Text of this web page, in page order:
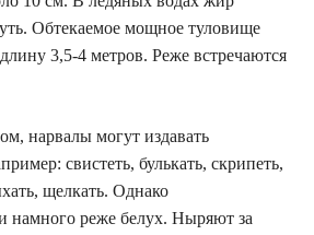
Обтекаемое мощное туловище
3,5-4 метров. Реже встречаются
нарвалы могут издавать
свистеть, булькать, скрипеть,
щелкать. Однако
намного реже белух. Ныряют за